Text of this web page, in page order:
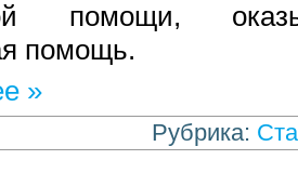
помощи,
помощь.
»
Рубрика: